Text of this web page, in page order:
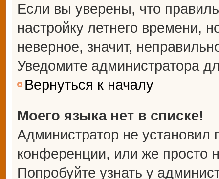
Если вы уверены, что
настройку летнего времени,
неверное, значит,
Уведомите администратора
Вернуться к началу
Моего языка нет в списке!
Администратор не установил
конференции, или же просто
Попробуйте узнать у